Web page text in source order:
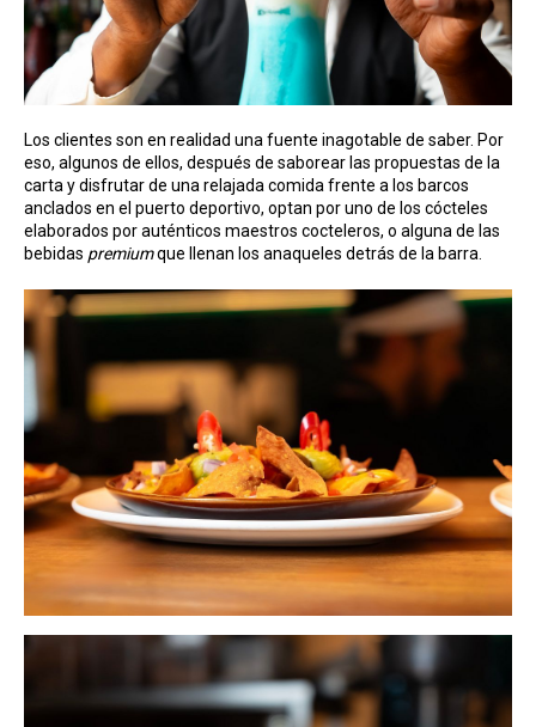
Los clientes son en realidad una fuente inagotable de saber. Por
eso, algunos de ellos, después de saborear las propuestas de la
carta y disfrutar de una relajada comida frente a los barcos
anclados en el puerto deportivo, optan por uno de los cócteles
elaborados por auténticos maestros cocteleros, o alguna de las
bebidas premiumque llenan los anaqueles detrás de la barra.